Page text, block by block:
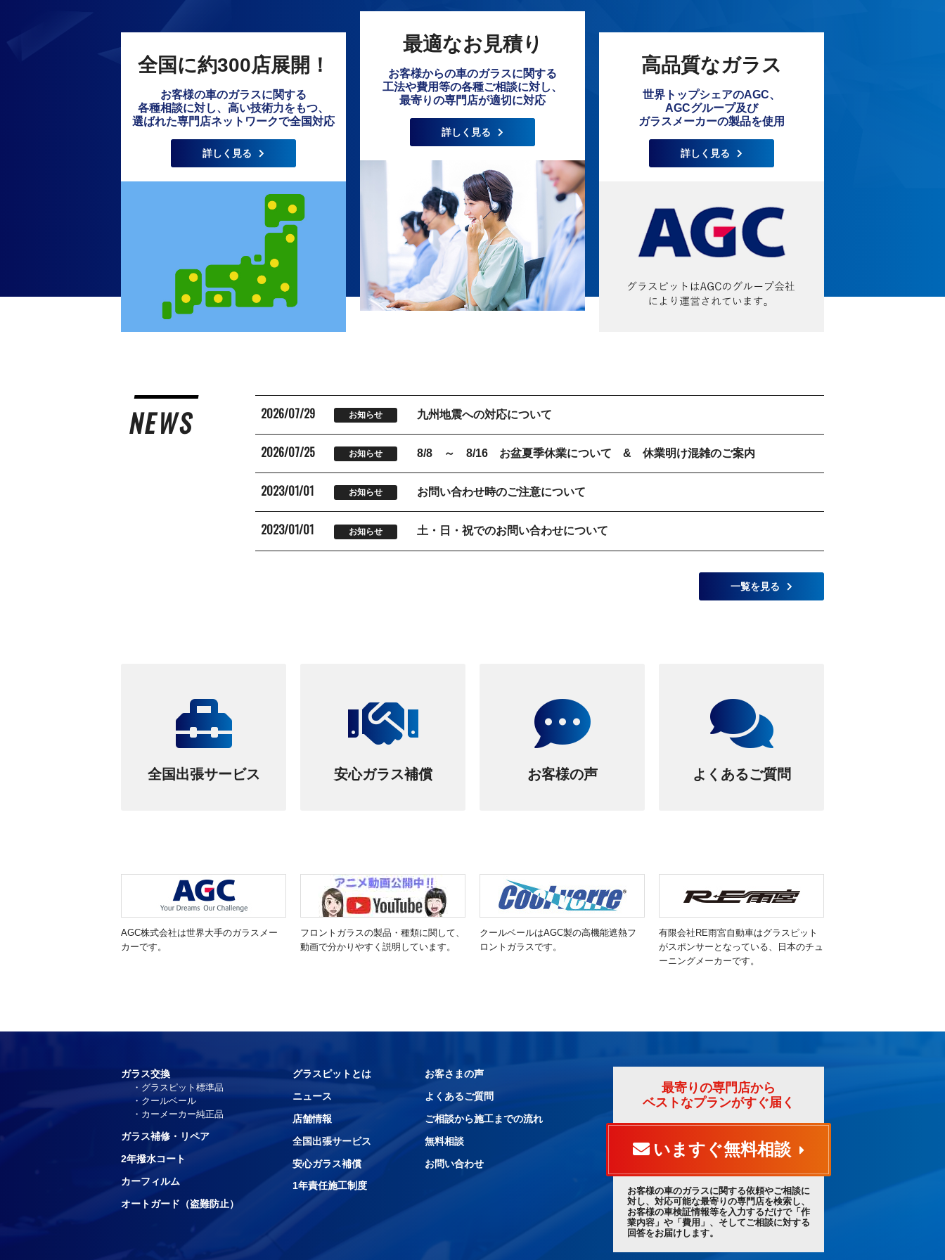
全国に約300店展開！
お客様の車のガラスに関する
各種相談に対し、高い技術力をもつ、
選ばれた専門店ネットワークで全国対応
詳しく見る
最適なお見積り
お客様からの車のガラスに関する
工法や費用等の各種ご相談に対し、
最寄りの専門店が適切に対応
詳しく見る
高品質なガラス
世界トップシェアのAGC、
AGCグループ及び
ガラスメーカーの製品を使用
詳しく見る
NEWS 2026/07/29 お知らせ 九州地震への対応について
2026/07/25 お知らせ 8/8 ～ 8/16 お盆夏季休業について & 休業明け混雑のご案内
2023/01/01 お知らせ お問い合わせ時のご注意について
2023/01/01 お知らせ 土・日・祝でのお問い合わせについて
一覧を見る
全国出張サービス 安心ガラス補償 お客様の声 よくあるご質問
AGC株式会社は世界大手のガラスメー
カーです。
フロントガラスの製品・種類に関して、
動画で分かりやすく説明しています。
クールベールはAGC製の高機能遮熱フ
ロントガラスです。
有限会社RE雨宮自動車はグラスピット
がスポンサーとなっている、日本のチュ
ーニングメーカーです。
ガラス交換
グラスピット標準品
クールベール
カーメーカー純正品
ガラス補修・リペア
2年撥水コート
カーフィルム
オートガード（盗難防止）
グラスピットとは
ニュース
店舗情報
全国出張サービス
安心ガラス補償
1年責任施工制度
お客さまの声
よくあるご質問
ご相談から施工までの流れ
無料相談
お問い合わせ
最寄りの専門店から
ベストなプランがすぐ届く
いますぐ無料相談
お客様の車のガラスに関する依頼やご相談に
対し、対応可能な最寄りの専門店を検索し、
お客様の車検証情報等を入力するだけで「作
業内容」や「費用」、そしてご相談に対する
回答をお届けします。